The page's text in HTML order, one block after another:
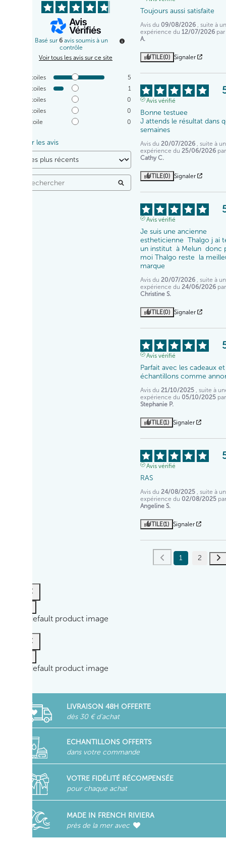
Basé sur 6 avis soumis à un
contrôle
Voir tous les avis sur ce site
étoiles
5
étoiles
1
étoiles
0
étoiles
0
étoile 0
Trier les avis
Toujours aussi satisfaite
Avis du 09/08/2026
, suite à
expérience du 12/07/2026 par
A.
UTILE(0) Signaler
Avis vérifié
Bonne testuee
J attends le résultat dans
semaines
Avis du 20/07/2026
, suite à
expérience du 25/06/2026 par
Cathy C.
UTILE(0) Signaler
Avis vérifié
Je suis une ancienne
estheticienne  Thalgo j ai
un institut  à Melun  donc
moi Thalgo reste  la
marque
Avis du 20/07/2026
, suite à
expérience du 24/06/2026 par
Christine S.
UTILE(0) Signaler
Avis vérifié
Parfait avec les cadeaux et
échantillons comme
Avis du 21/10/2025
, suite à
expérience du 05/10/2025 par
Stephanie P.
UTILE(1) Signaler
Avis vérifié
RAS
Avis du 24/08/2025
, suite à
expérience du 02/08/2025 par
Angeline S.
UTILE(1) Signaler
1 2
LIVRAISON 48H OFFERTE
dès 30 € d'achat
ECHANTILLONS OFFERTS
dans votre commande
VOTRE FIDÉLITÉ RÉCOMPENSÉE
pour chaque achat
MADE IN FRENCH RIVIERA
près de la mer avec